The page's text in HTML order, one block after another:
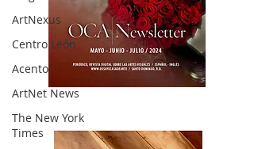
ArtNexus
Centro León
Acento
ArtNet News
The New York
Times
OCA|News 32/ Mayo-Junio-Julio, 2023